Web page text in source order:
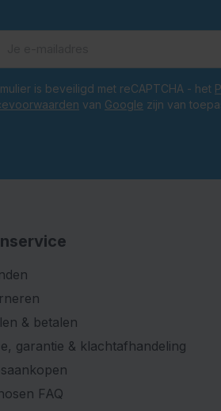
is beveiligd met reCAPTCHA - het
van Google zijn van
& betalen
garantie & klachtafhandeling
FAQ